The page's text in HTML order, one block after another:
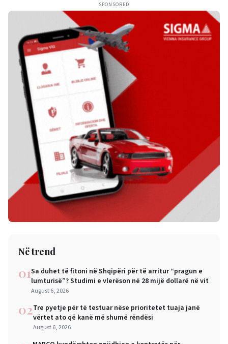
SPONSORED
Në trend
01Sa duhet të fitoni në Shqipëri për të arritur “pragun e
lumturisë”? Studimi e vlerëson në 28 mijë dollarë në vit
August 6, 2026
02Tre pyetje për të testuar nëse prioritetet tuaja janë
vërtet ato që kanë më shumë rëndësi
August 6, 2026